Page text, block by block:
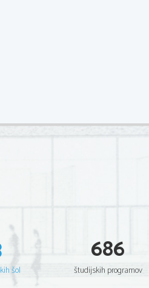
šol
686
študijskih programov